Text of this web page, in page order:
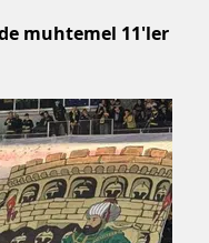
muhtemel 11'ler